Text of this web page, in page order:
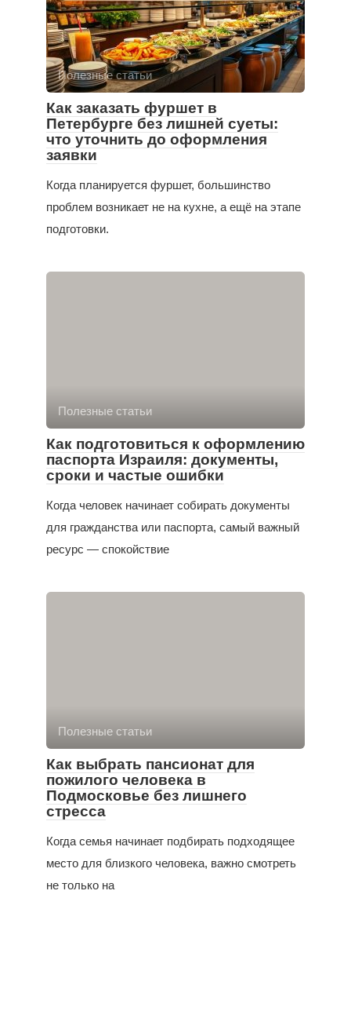
Полезные статьи
Как заказать фуршет в
Петербурге без лишней суеты:
что уточнить до оформления
заявки
Когда планируется фуршет, большинство
проблем возникает не на кухне, а ещё на этапе
подготовки.
Полезные статьи
Как подготовиться к оформлению
паспорта Израиля: документы,
сроки и частые ошибки
Когда человек начинает собирать документы
для гражданства или паспорта, самый важный
ресурс — спокойствие
Полезные статьи
Как выбрать пансионат для
пожилого человека в
Подмосковье без лишнего
стресса
Когда семья начинает подбирать подходящее
место для близкого человека, важно смотреть
не только на